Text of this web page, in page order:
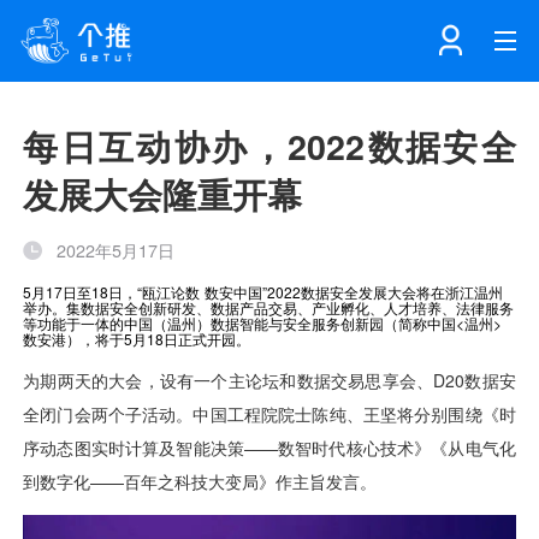
产品
个知·智能工作站
个知·智能营销AITA
个知·智能运营AIBI
解决方案
数据中台解决方案
个知·智能工作站
开发者中心
SDK下载
数据工坊
注册
每日互动协办，2022数据安全
发展大会隆重开幕
2022年5月17日